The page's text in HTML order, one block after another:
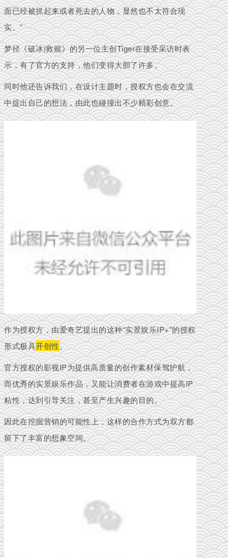
面已经被抓起来或者死去的人物，显然也不太符合现
实。”
梦径《破冰|救赎》的另一位主创Tiger在接受采访时表
示，有了官方的支持，他们变得大胆了许多。
同时他还告诉我们，在设计主题时，授权方也会在交流
中提出自己的想法，由此也碰撞出不少精彩创意。
作为授权方，由爱奇艺提出的这种“实景娱乐IP+”的授权
形式极具开创性。
官方授权的影视IP为提供高质量的创作素材保驾护航，
而优秀的实景娱乐作品，又能让消费者在游戏中提高IP
粘性，达到引导关注，甚至产生兴趣的目的。
因此在挖掘营销的可能性上，这样的合作方式为双方都
留下了丰富的想象空间。